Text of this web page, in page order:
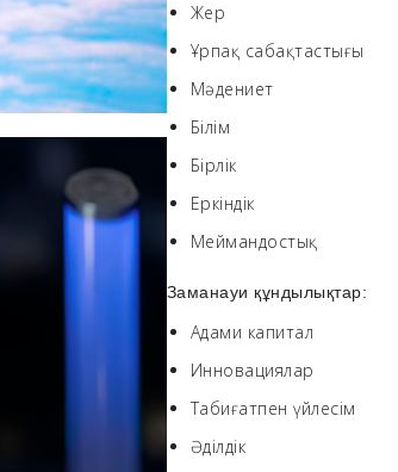
Жер
Ұрпақ сабақтастығы
Мәдениет
Білім
Бірлік
Еркіндік
Меймандостық
Заманауи құндылықтар:
Адами капитал
Инновациялар
Табиғатпен үйлесім
Әділдік